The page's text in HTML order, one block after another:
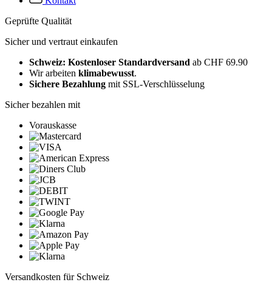
Geprüfte Qualität
Sicher und vertraut einkaufen
Schweiz: Kostenloser Standardversand ab CHF 69.90
Wir arbeiten klimabewusst.
Sichere Bezahlung mit SSL-Verschlüsselung
Sicher bezahlen mit
Vorauskasse
Versandkosten für Schweiz